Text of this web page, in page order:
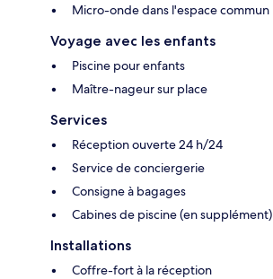
Micro-onde dans l'espace commun
Voyage avec les enfants
Piscine pour enfants
Maître-nageur sur place
Services
Réception ouverte 24 h/24
Service de conciergerie
Consigne à bagages
Cabines de piscine (en supplément)
Installations
Coffre-fort à la réception